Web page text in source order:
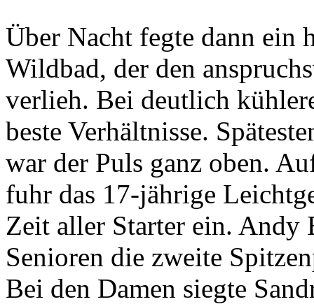
Über Nacht fegte dann ein
Wildbad, der den
verlieh. Bei deutlich
beste Verhältnisse.
war der Puls ganz oben.
fuhr das 17-jährige
Zeit aller Starter ein. Andy
Senioren die zweite
Bei den Damen siegte